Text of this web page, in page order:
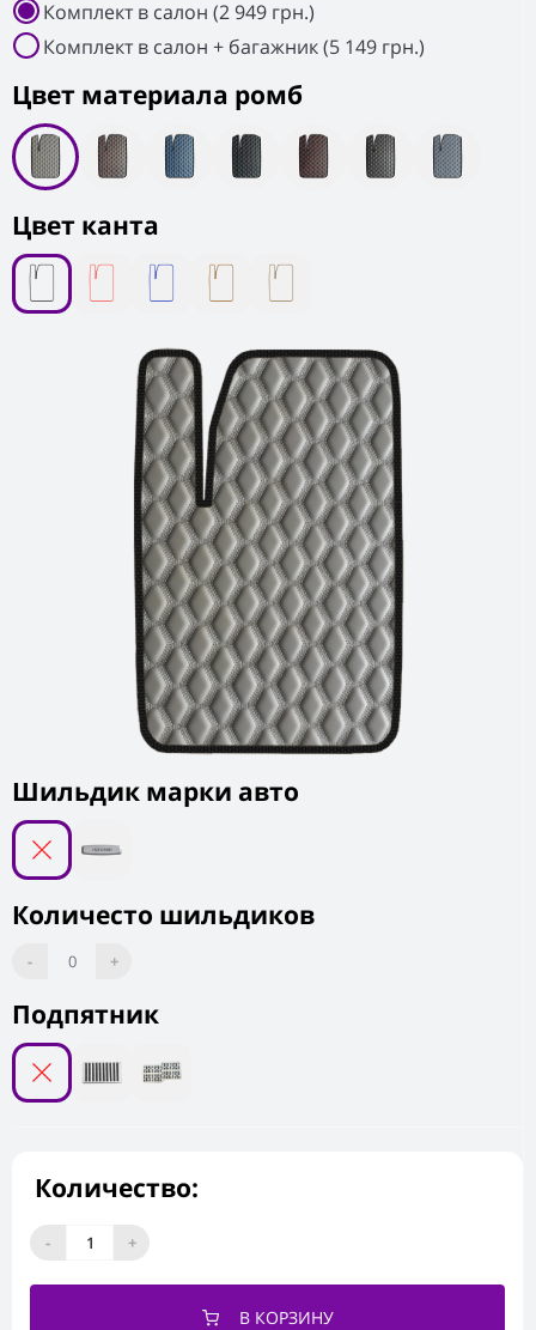
Цвет материала ромб
Цвет канта
Подпятник
Шильдик марки авто
Количесто шильдиков
- 0 +
Комплект в салон (2 949 грн.)
Комплект в салон + багажник (5 149 грн.)
Количество:
- +
В КОРЗИНУ